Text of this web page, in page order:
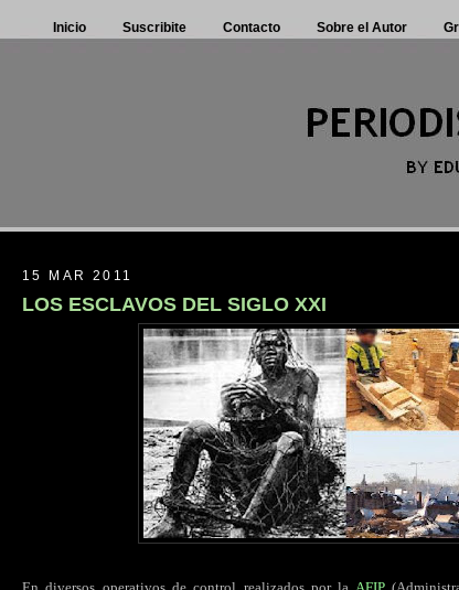
Inicio Suscribite Contacto Sobre el Autor
15 MAR 2011
LOS ESCLAVOS DEL SIGLO XXI